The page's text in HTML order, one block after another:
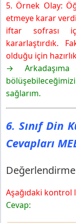
5. Örnek Olay:
etmeye karar
iftar sofrası
kararlaştırdık.
olduğu için
→ Arkadaşıma
sağlarım.
6. Sınıf Din
Cevapları
Değerlendirme
Aşağıdaki
Cevap: